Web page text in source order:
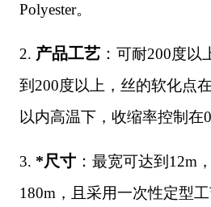
Polyester。
2. 产品工艺 ： 可耐200度以
到200度以上，丝的软化点
以内高温下，收缩率控制在
3. *尺寸 ： 最宽可达到12m
180m，且采用一次性定型